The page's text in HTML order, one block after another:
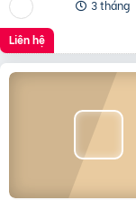
3 tháng
Liên hệ